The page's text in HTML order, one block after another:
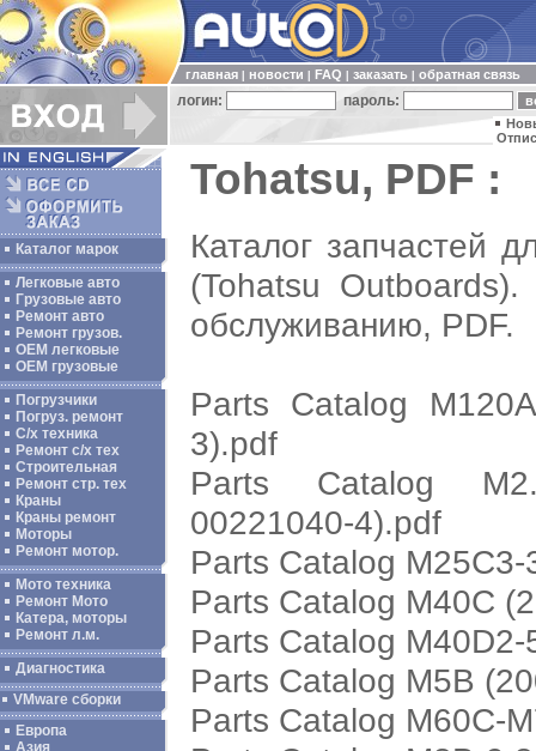
главная новости FAQ заказать обратная связь
логин: пароль:
Каталог марок
Легковые авто
Грузовые авто
Ремонт авто
Ремонт грузов.
ОЕМ легковые
OEM грузовые
Погрузчики
Погруз. ремонт
С/х техника
Ремонт с/х тех
Строительная
Ремонт стр. тех
Краны
Краны ремонт
Моторы
Ремонт мотор.
Мото техника
Ремонт Мото
Катера, моторы
Ремонт л.м.
Диагностика
VMware сборки
Европа
Азия
Tohatsu, PDF :
Каталог запчастей
(Tohatsu
обслуживанию, PDF.
Parts Catalog
3).pdf
Parts Catalog
00221040-4).pdf
Parts Catalog
Parts Catalog M40C
Parts Catalog
Parts Catalog M5B
Parts Catalog M60C-